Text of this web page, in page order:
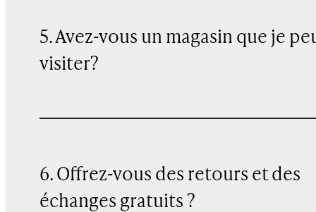
5. Avez-vous un magasin que je
visiter?
6. Offrez-vous des retours et des
échanges gratuits ?